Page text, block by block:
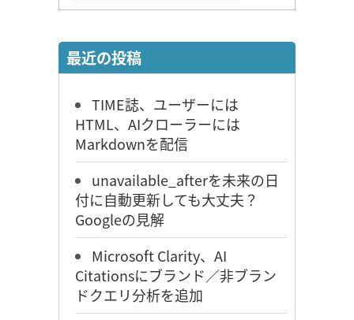
最近の投稿
TIME誌、ユーザーには
HTML、AIクローラーには
Markdownを配信
unavailable_afterを未来の日
付に自動更新しても大丈夫？
Googleの見解
Microsoft Clarity、AI
Citationsにブランド／非ブラン
ドクエリ分析を追加